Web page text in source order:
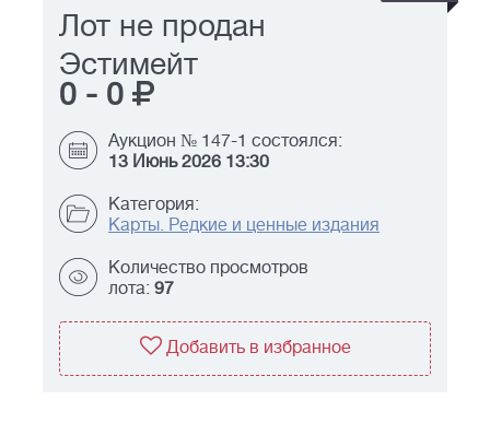
Лот не продан
Эстимейт
0 - 0
Аукцион № 147-1 состоялся:
13 Июнь 2026 13:30
Категория:
Карты. Редкие и ценные издания
Количество просмотров
лота: 97
Добавить в избранное